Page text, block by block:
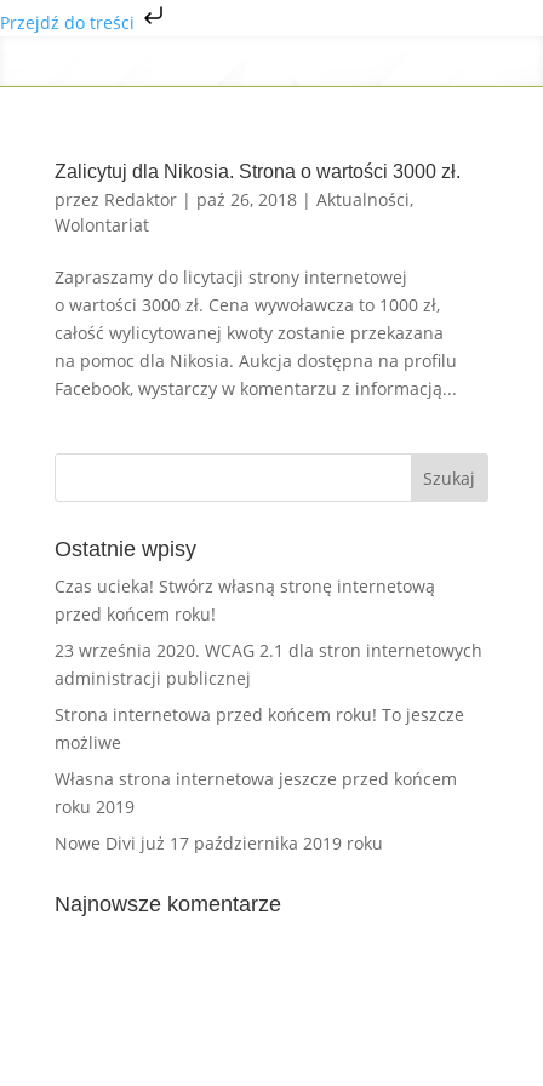
Przejdź do treści
Zalicytuj dla Nikosia. Strona o wartości 3000 zł.
przez Redaktor| paź 26, 2018| Aktualności,
Wolontariat
Zapraszamy do licytacji strony internetowej
o wartości 3000 zł. Cena wywoławcza to 1000 zł,
całość wylicytowanej kwoty zostanie przekazana
na pomoc dla Nikosia. Aukcja dostępna na profilu
Facebook, wystarczy w komentarzu z informacją...
Ostatnie wpisy
Czas ucieka! Stwórz własną stronę internetową
przed końcem roku!
23 września 2020. WCAG 2.1 dla stron internetowych
administracji publicznej
Strona internetowa przed końcem roku! To jeszcze
możliwe
Własna strona internetowa jeszcze przed końcem
roku 2019
Nowe Divi już 17 października 2019 roku
Najnowsze komentarze